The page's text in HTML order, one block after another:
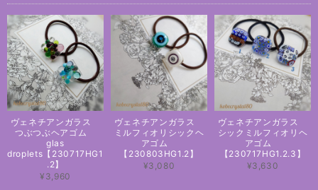
ヴェネチアンガラス
つぶつぶヘアゴム
glas
droplets【230717HG1
.2】
¥3,960
ヴェネチアンガラス
ミルフィオリシックヘ
アゴム
【230803HG1.2】
¥3,080
ヴェネチアンガラス
シックミルフィオリヘ
アゴム
【230717HG1.2.3】
¥3,630